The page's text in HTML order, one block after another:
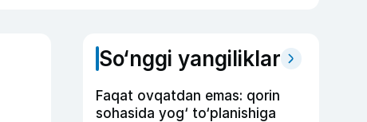
So‘nggi yangiliklar
Faqat ovqatdan emas: qorin
sohasida yog‘ to‘planishiga